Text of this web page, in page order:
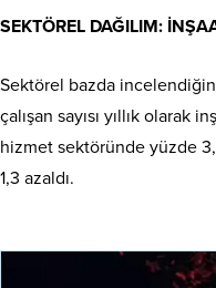
SEKTÖREL DAĞILIM:
Sektörel bazda
çalışan sayısı yıllık olarak
hizmet sektöründe yüzde
1,3 azaldı.